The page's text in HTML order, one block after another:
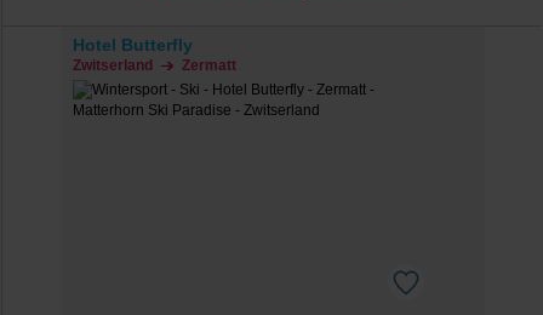
Hotel Butterfly
Zwitserland Zermatt